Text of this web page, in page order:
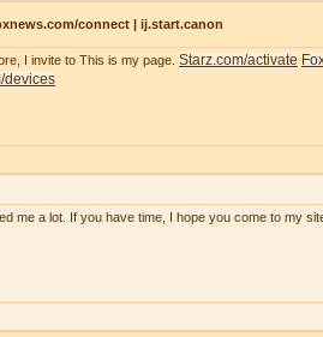
connect | ij.start.canon
I invite to This is my page. Starz.com/activate
devices
me a lot. If you have time, I hope you come to my